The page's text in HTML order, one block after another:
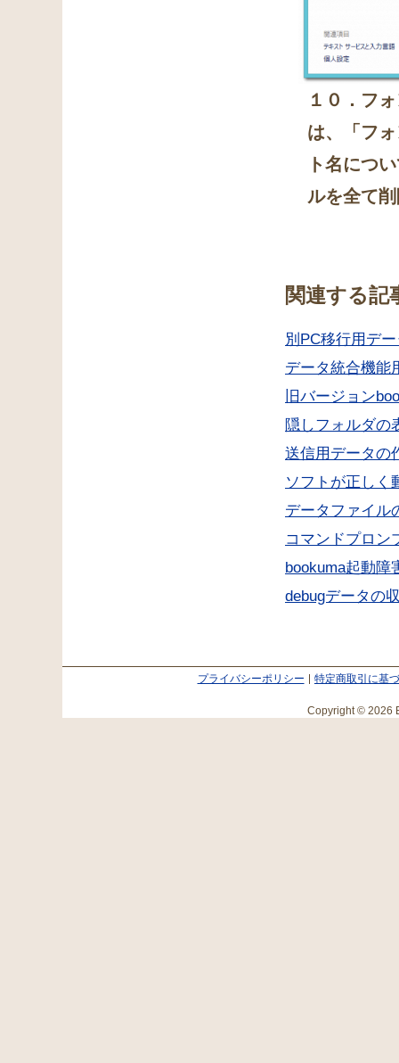
１０．フ
は、「フ
ト名につ
ルを全て
関連する記
別PC移行用デ
データ統合機能
旧バージョン
隠しフォルダの
送信用データの
ソフトが正しく
データファイル
コマンドプロン
bookuma起動障
debugデータの
プライバシーポリシー 特定商取引に基
Copyright © 2026